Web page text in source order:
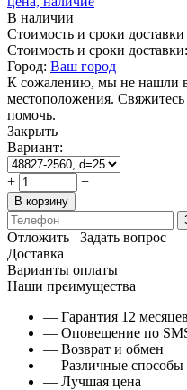
В наличии
Стоимость и сроки доставки
Стоимость и сроки доставки:
Город: Ваш город
К сожалению, мы не нашли
местоположения.
помочь.
Закрыть
Вариант:
+ −
В корзину
Отложить
Задать вопрос
Доставка
Варианты оплаты
Наши преимущества
— Гарантия 12 месяцев
— Оповещение по
— Возврат и обмен
— Различные способы
— Лучшая цена